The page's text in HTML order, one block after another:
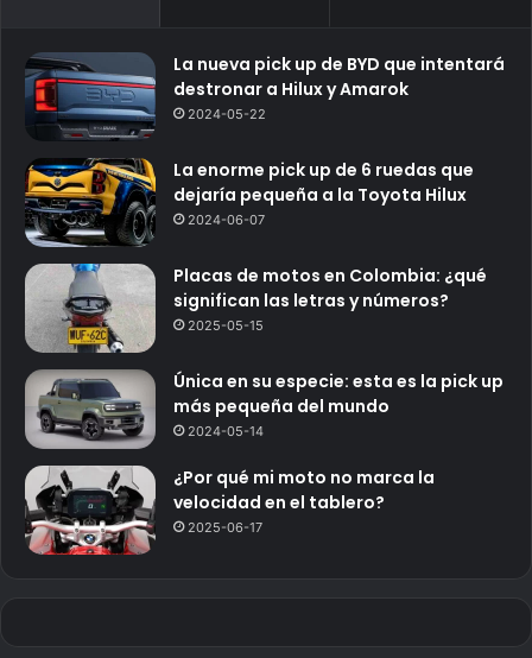
La nueva pick up de BYD que intentará
destronar a Hilux y Amarok
2024-05-22
La enorme pick up de 6 ruedas que
dejaría pequeña a la Toyota Hilux
2024-06-07
Placas de motos en Colombia: ¿qué
significan las letras y números?
2025-05-15
Única en su especie: esta es la pick up
más pequeña del mundo
2024-05-14
¿Por qué mi moto no marca la
velocidad en el tablero?
2025-06-17